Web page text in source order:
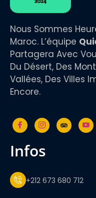
Nous Sommes Heureux De Vous Accueillir Au
Maroc. L’équipe
Partagera Avec
Du Désert, Des
Vallées, Des Villes
Encore.
infos
+212 673 680 712